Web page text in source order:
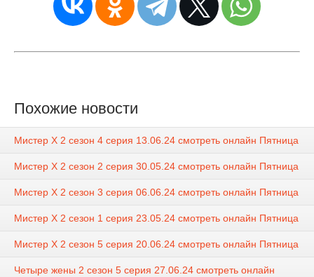
Похожие новости
Мистер Х 2 сезон 4 серия 13.06.24 смотреть онлайн Пятница
Мистер Х 2 сезон 2 серия 30.05.24 смотреть онлайн Пятница
Мистер Х 2 сезон 3 серия 06.06.24 смотреть онлайн Пятница
Мистер Х 2 сезон 1 серия 23.05.24 смотреть онлайн Пятница
Мистер Х 2 сезон 5 серия 20.06.24 смотреть онлайн Пятница
Четыре жены 2 сезон 5 серия 27.06.24 смотреть онлайн